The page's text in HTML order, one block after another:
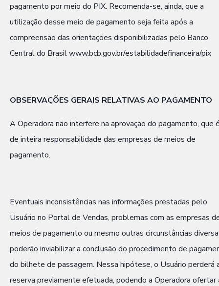
pagamento por meio do PIX. Recomenda-se, ainda, que a
utilização desse meio de pagamento seja feita após a
compreensão das orientações disponibilizadas pelo Banco
Central do Brasil www.bcb.gov.br/estabilidadefinanceira/pix
OBSERVAÇÕES GERAIS RELATIVAS AO PAGAMENTO
A Operadora não interfere na aprovação do pagamento, que
de inteira responsabilidade das empresas de meios de
pagamento.
Eventuais inconsistências nas informações prestadas pelo
Usuário no Portal de Vendas, problemas com as empresas
meios de pagamento ou mesmo outras circunstâncias
poderão inviabilizar a conclusão do procedimento de
do bilhete de passagem. Nessa hipótese, o Usuário perderá
reserva previamente efetuada, podendo a Operadora ofertar